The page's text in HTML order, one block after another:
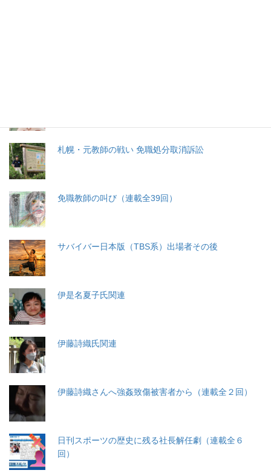
札幌・元教師の戦い 免職処分取消訴訟
免職教師の叫び（連載全39回）
サバイバー日本版（TBS系）出場者その後
伊是名夏子氏関連
伊藤詩織氏関連
伊藤詩織さんへ強姦致傷被害者から（連載全２回）
日刊スポーツの歴史に残る社長解任劇（連載全６
回）